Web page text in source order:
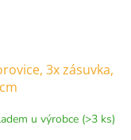
3x zásuvka,
u výrobce (>3 ks)